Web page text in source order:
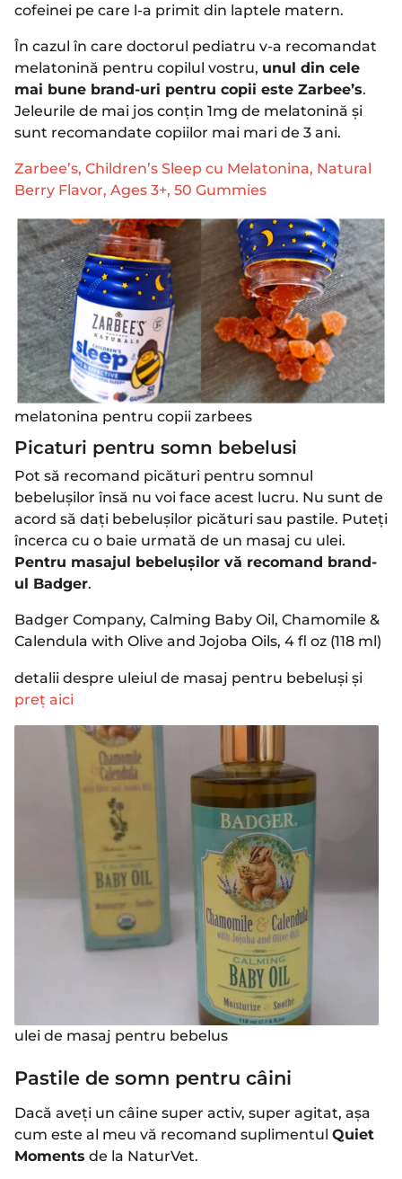
cofeinei pe care l-a primit din laptele matern.
În cazul în care doctorul pediatru v-a recomandat
melatonină pentru copilul vostru, unul din cele
mai bune brand-uri pentru copii este Zarbee’s.
Jeleurile de mai jos conțin 1mg de melatonină și
sunt recomandate copiilor mai mari de 3 ani.
Zarbee’s, Children’s Sleep cu Melatonina, Natural
Berry Flavor, Ages 3+, 50 Gummies
melatonina pentru copii zarbees
Picaturi pentru somn bebelusi
Pot să recomand picături pentru somnul
bebelușilor însă nu voi face acest lucru. Nu sunt de
acord să dați bebelușilor picături sau pastile. Puteți
încerca cu o baie urmată de un masaj cu ulei.
Pentru masajul bebelușilor vă recomand brand-
ul Badger.
Badger Company, Calming Baby Oil, Chamomile &
Calendula with Olive and Jojoba Oils, 4 fl oz (118 ml)
detalii despre uleiul de masaj pentru bebeluși și
preț aici
ulei de masaj pentru bebelus
Pastile de somn pentru câini
Dacă aveți un câine super activ, super agitat, așa
cum este al meu vă recomand suplimentul Quiet
Moments de la NaturVet.